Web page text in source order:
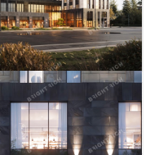
м
131 834
тыс. руб
кв.м. $|